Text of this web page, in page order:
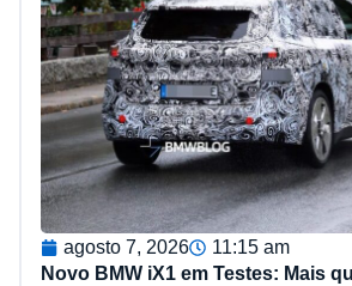
agosto 7, 2026
11:15 am
Novo BMW iX1 em Testes: Mais